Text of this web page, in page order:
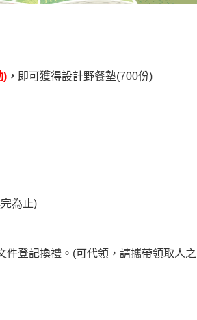
) ， 即可獲得設計野餐墊(700份)
為止)
登記換禮。(可代領，請攜帶領取人